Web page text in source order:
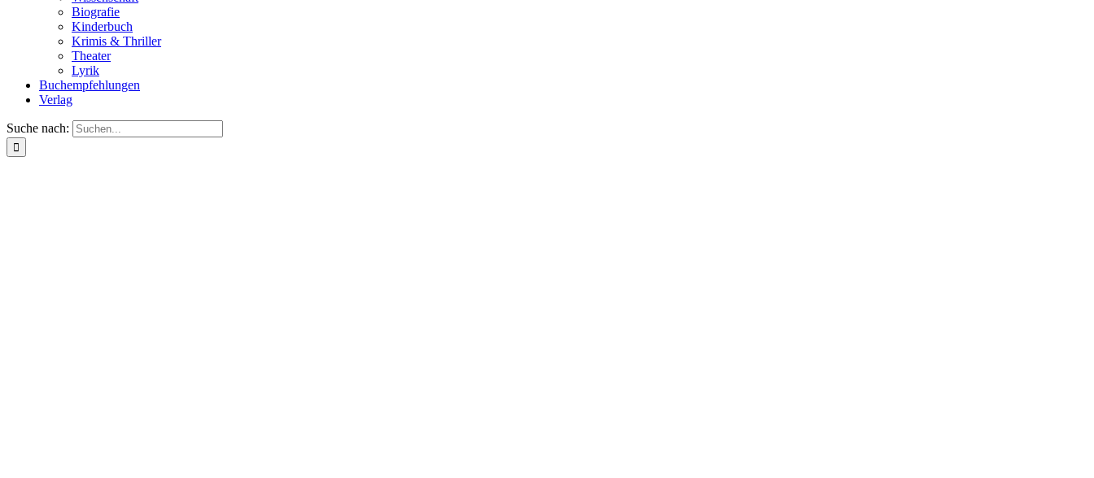
Biografie
Kinderbuch
Krimis & Thriller
Theater
Lyrik
Buchempfehlungen
Verlag
Suche nach: